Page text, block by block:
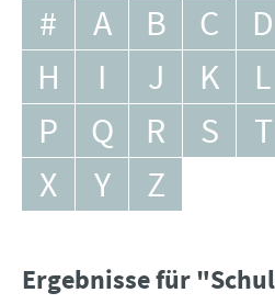
# A B C D
H
I J K L
P
Q R S T
X
Y Z
Ergebnisse für